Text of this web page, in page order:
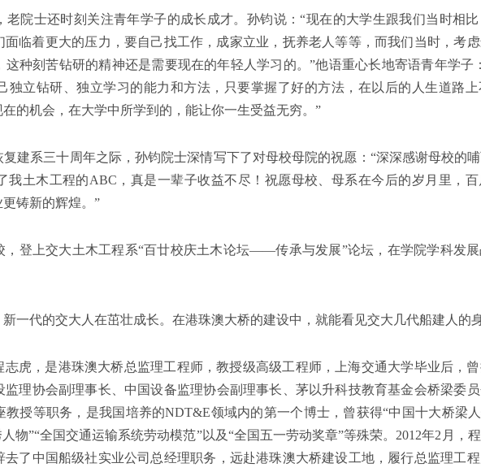
老院士还时刻关注青年学子的成长成才。孙钧说：“现在的大学生跟我们当时相
临着更大的压力，要自己找工作，成家立业，抚养老人等等，而我们当时，考
种刻苦钻研的精神还是需要现在的年轻人学习的。”他语重心长地寄语青年学子
独立钻研、独立学习的能力和方法，只要掌握了好的方法，在以后的人生道路
的机会，在大学中所学到的，能让你一生受益无穷。”
复建系三十周年之际，孙钧院士深情写下了对母校母院的祝愿：“深深感谢母校的
我土木工程的ABC，真是一辈子收益不尽！祝愿母校、母系在今后的岁月里，
铸新的辉煌。”
，登上交大土木工程系“百廿校庆土木论坛——传承与发展”论坛，在学院学科发
一代的交大人在茁壮成长。在港珠澳大桥的建设中，就能看见交大几代船建人的
志虎，是港珠澳大桥总监理工程师，教授级高级工程师，上海交通大学毕业后，
理协会副理事长、中国设备监理协会副理事长、茅以升科技教育基金会桥梁委
授等职务，是我国培养的NDT&E领域内的第一个博士，曾获得“中国十大桥梁
物”“全国交通运输系统劳动模范”以及“全国五一劳动奖章”等殊荣。2012年2月，
了中国船级社实业公司总经理职务，远赴港珠澳大桥建设工地，履行总监理工